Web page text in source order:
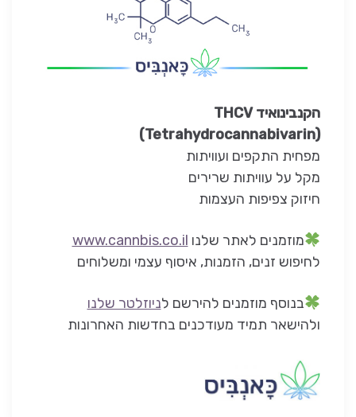
הקנבינואיד THCV
(Tetrahydrocannabivarin)
מפחית התקפים ועוויתות
מקל על עוויתות שרירים
חיזוק צפיפות העצמות
מוזמנים לאתר שלנו www.cannbis.co.il
לחיפוש זנים, הזמנות, איסוף עצמי ומשלוחים
בנוסף מוזמנים להירשם לניוזלטר שלנו
ולהישאר תמיד מעודכנים בחדשות האחרונות